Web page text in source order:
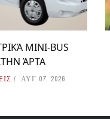
MINI-BUS
ΆΡΤΑ
ΑΥΓ 07, 2026